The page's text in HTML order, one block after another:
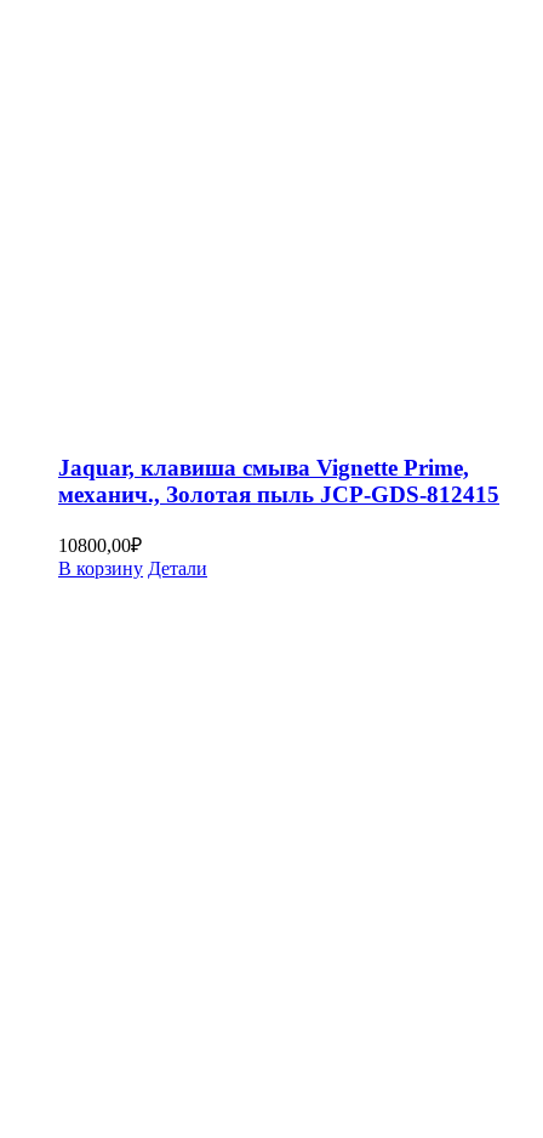
Jaquar, клавиша смыва Vignette Prime,
механич., Золотая пыль JCP-GDS-812415
10800,00₽
В корзину Детали